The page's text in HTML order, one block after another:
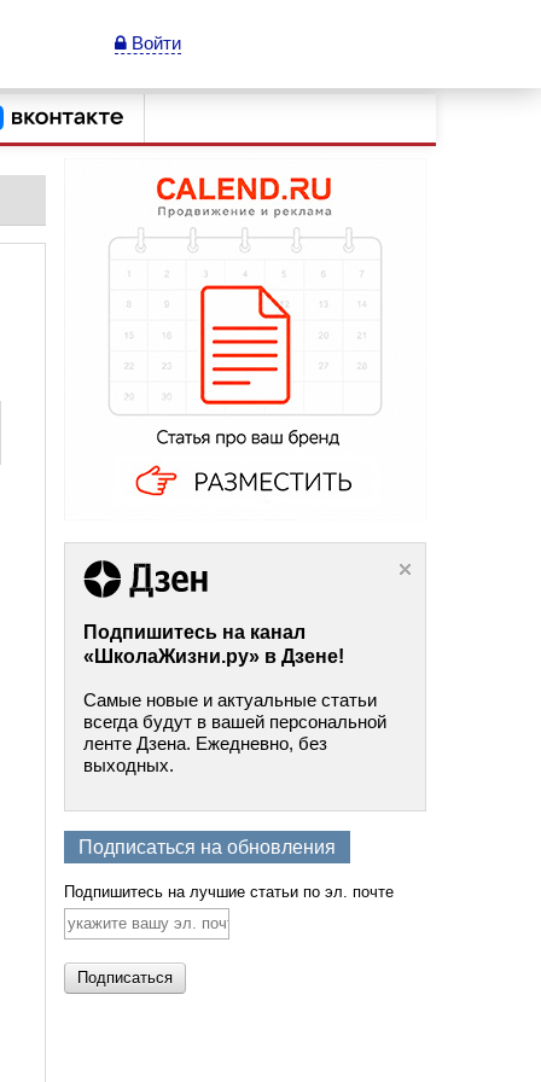
Войти
Подпишитесь на канал
«ШколаЖизни.ру» в Дзене!
Самые новые и актуальные статьи
всегда будут в вашей персональной
ленте Дзена. Ежедневно, без
выходных.
Подписаться на обновления
Подпишитесь на лучшие статьи по эл. почте